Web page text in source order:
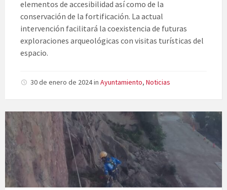
elementos de accesibilidad así como de la
conservación de la fortificación. La actual
intervención facilitará la coexistencia de futuras
exploraciones arqueológicas con visitas turísticas del
espacio.
30 de enero de 2024in Ayuntamiento, Noticias